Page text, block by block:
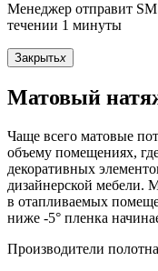
Менеджер отправит
течении 1 минуты
Закрытьx
Матовый
Чаще всего матовые
объему помещениях,
декоративных
дизайнерской мебели.
в отапливаемых
ниже -5° пленка
Производители